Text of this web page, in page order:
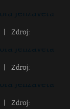
Zdroj:
Zdroj:
Zdroj: